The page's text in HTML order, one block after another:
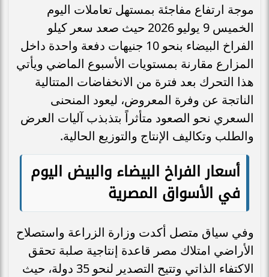
موجة ارتفاع مفاجئة بمستهل تعاملات اليوم
الخميس 9 يوليو 2026 حيث صعد سعر كيلو
الفراخ البيضاء بنحو 10 جنيهات دفعة واحدة داخل
المزارع مقارنة بمستويات الأسبوع الماضي ويأتي
هذا التحرك بعد فترة من الانخفاضات المتتالية
الناتجة عن وفرة المعروض، ليعود المنحنى
السعري نحو الصعود متأثراً بتذبذب آليات العرض
والطلب وتكاليف الإنتاج والتوزيع الحالية.
أسعار الفراخ البيضاء والبيض اليوم
في الأسواق المصرية
وفي سياق متصل أكدت وزارة الزراعة واستصلاح
الأراضي امتلاك مصر قاعدة إنتاجية صلبة تحقق
الاكتفاء الذاتي وتتيح التصدير لنحو 35 دولة، حيث